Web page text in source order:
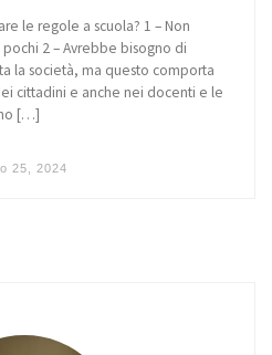
le regole a scuola? 1 – Non
2 – Avrebbe bisogno di
la società, ma questo comporta
cittadini e anche nei docenti e le
[…]
25, 2024